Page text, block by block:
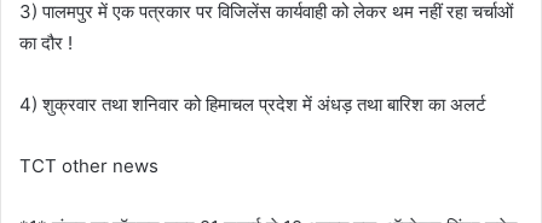
3) पालमपुर में एक पत्रकार पर विजिलेंस कार्यवाही को लेकर थम नहीं रहा चर्चाओं
का दौर !
4) शुक्रवार तथा शनिवार को हिमाचल प्रदेश में अंधड़ तथा बारिश का अलर्ट
TCT other news